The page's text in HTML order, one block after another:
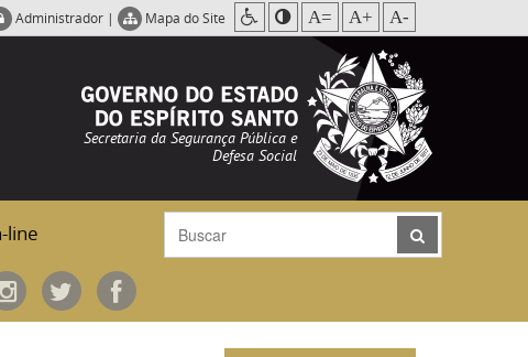
Administrador | Mapa do Site A= A+ A-
Secretaria da Segurança Pública e
Defesa Social
line